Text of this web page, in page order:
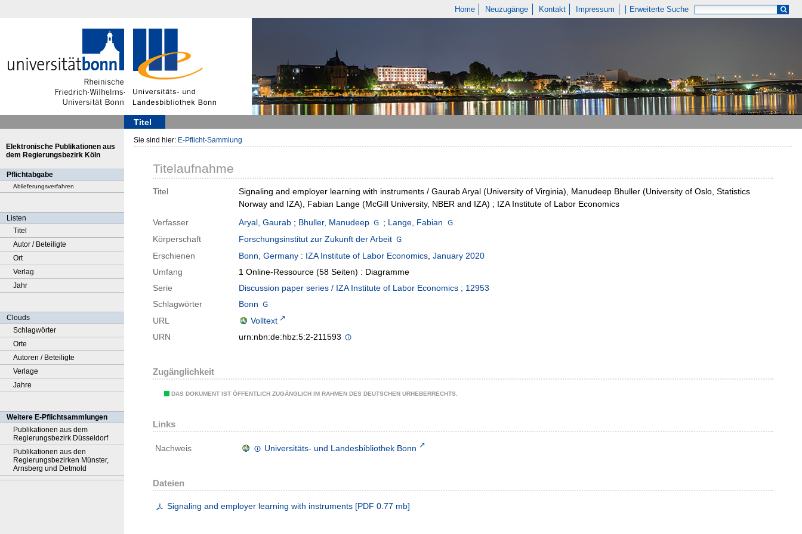
Home Neuzugänge Kontakt Impressum Erweiterte Suche
Titel
Elektronische Publikationen aus
dem Regierungsbezirk Köln
Pflichtabgabe
Ablieferungsverfahren
Listen
Titel
Autor / Beteiligte
Ort
Verlag
Jahr
Clouds
Schlagwörter
Orte
Autoren / Beteiligte
Verlage
Jahre
Weitere E-Pflichtsammlungen
Publikationen aus dem
Regierungsbezirk Düsseldorf
Publikationen aus den
Regierungsbezirken Münster,
Arnsberg und Detmold
Sie sind hier: E-Pflicht-Sammlung
Titelaufnahme
Titel
Signaling and employer learning with instruments / Gaurab Aryal (University of Virginia), Manudeep Bhuller (University of Oslo, Statistics
Norway and IZA), Fabian Lange (McGill University, NBER and IZA) ; IZA Institute of Labor Economics
Verfasser
Aryal, Gaurab ; Bhuller, Manudeep ; Lange, Fabian
Körperschaft
Forschungsinstitut zur Zukunft der Arbeit
Erschienen
Bonn, Germany : IZA Institute of Labor Economics, January 2020
Umfang
1 Online-Ressource (58 Seiten) : Diagramme
Serie
Discussion paper series / IZA Institute of Labor Economics ; 12953
Schlagwörter
Bonn
URL
Volltext
URN
urn:nbn:de:hbz:5:2-211593
Zugänglichkeit
DAS DOKUMENT IST ÖFFENTLICH ZUGÄNGLICH IM RAHMEN DES DEUTSCHEN URHEBERRECHTS.
Links
Nachweis Universitäts- und Landesbibliothek Bonn
Dateien
Signaling and employer learning with instruments [PDF 0.77 mb]